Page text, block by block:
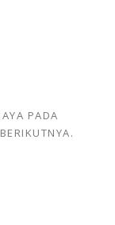
PADA